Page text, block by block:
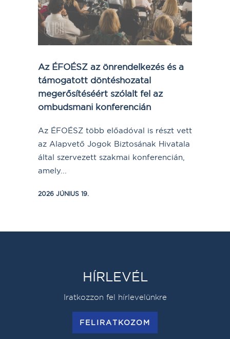
Az ÉFOÉSZ az önrendelkezés és a
támogatott döntéshozatal
megerősítéséért szólalt fel az
ombudsmani konferencián
Az ÉFOÉSZ több előadóval is részt vett
az Alapvető Jogok Biztosának Hivatala
által szervezett szakmai konferencián,
amely...
2026 JÚNIUS 19.
HÍRLEVÉL
Iratkozzon fel hírlevelünkre
FELIRATKOZOM